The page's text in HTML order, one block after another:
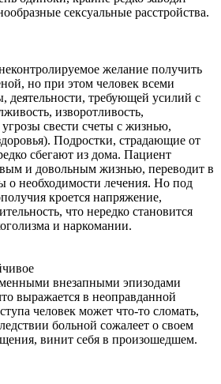
сексуальные расстройства.
желание получить
но при этом человек всеми
деятельности, требующей усилий с
изворотливость,
свести счеты с жизнью,
Подростки, страдающие от
сбегают из дома. Пациент
и довольным жизнью, переводит в
о необходимости лечения. Но под
кроется напряжение,
что нередко становится
и наркомании.
внезапными эпизодами
выражается в неоправданной
человек может что-то сломать,
больной сожалеет о своем
винит себя в произошедшем.